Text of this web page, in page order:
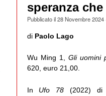
speranza
Pubblicato il28 Novembre 2024
di Paolo Lago
Wu Ming 1,Gli uomini
620, euro 21,00.
In Ufo 78 (2022) di